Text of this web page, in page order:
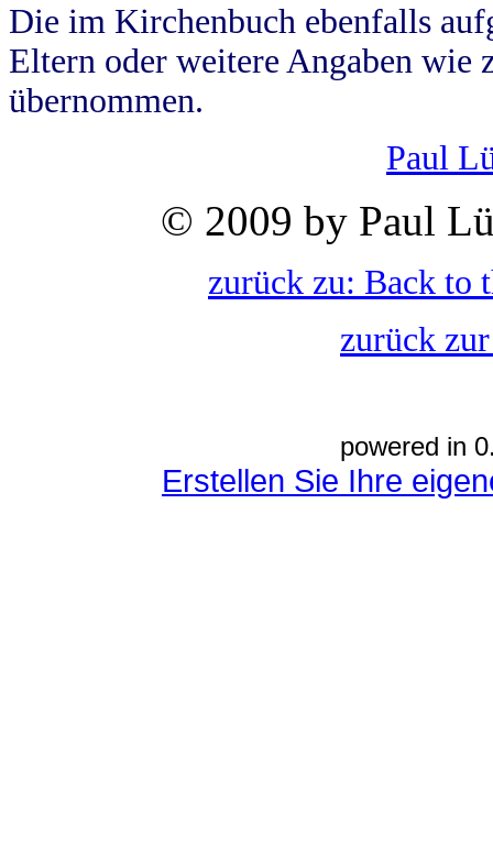
Die im Kirchenbuch ebenfalls
Eltern oder weitere Angaben wie
übernommen.
Paul
© 2009 by Paul
zurück zu: Back to
zurück
powered in
Erstellen Sie Ihre